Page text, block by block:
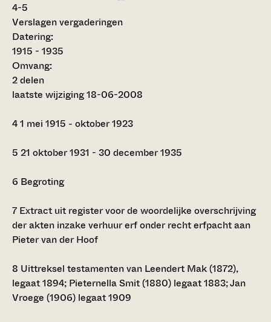
4-5
Verslagen vergaderingen
Datering:
1915 - 1935
Omvang:
2 delen
laatste wijziging 18-06-2008
41 mei 1915 - oktober 1923
5 21 oktober 1931 - 30 december 1935
6 Begroting
7 Extract uit register voor de woordelijke overschrijving
der akten inzake verhuur erf onder recht erfpacht aan
Pieter van der Hoof
8 Uittreksel testamenten van Leendert Mak (1872),
legaat 1894; Pieternella Smit (1880) legaat 1883; Jan
Vroege (1906) legaat 1909